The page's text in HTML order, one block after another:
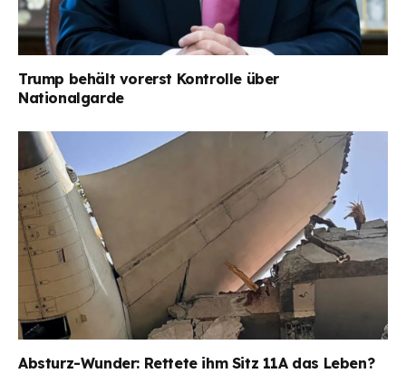
Trump behält vorerst Kontrolle über
Nationalgarde
Absturz-Wunder: Rettete ihm Sitz 11A das Leben?